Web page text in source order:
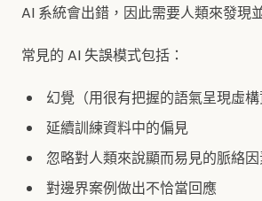
AI 系統會出錯，因此需要人類來發現
常見的 AI 失誤模式包括：
幻覺（用很有把握的語氣呈現虛構
延續訓練資料中的偏見
忽略對人類來說顯而易見的脈絡
對邊界案例做出不恰當回應